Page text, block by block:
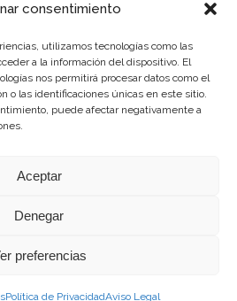
consentimiento
utilizamos tecnologías como las
a la información del dispositivo. El
nos permitirá procesar datos como el
o las identificaciones únicas en este sitio.
puede afectar negativamente a
Aceptar
Denegar
preferencias
Política de PrivacidadAviso Legal
realizada por este Consejo
parcialmente, por el Gobierno de
Canarias
de Calidad Agroalimentaria